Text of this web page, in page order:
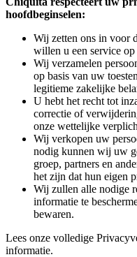
hoofdbeginselen:
Wij zetten ons in voor
willen u een service op
Wij verzamelen
op basis van uw
legitieme zakelijke
U hebt het recht tot
correctie of
onze wettelijke
Wij verkopen uw
nodig kunnen wij uw
groep, partners en
het zijn dat hun eigen
Wij zullen alle nodige
informatie te
bewaren.
Lees onze volledige
informatie.